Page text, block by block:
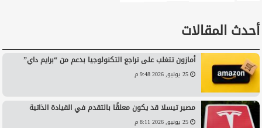
أحدث المقالات
أمازون تتغلب على تراجع التكنولوجيا بدعم من “برايم داي”
25 يونيو, 2026 9:48 م
مصير تيسلا قد يكون معلقًا بالتقدم في القيادة الذاتية
25 يونيو, 2026 8:11 م